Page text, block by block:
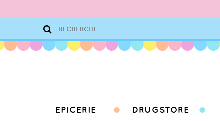
EPICERIE DRUGSTORE